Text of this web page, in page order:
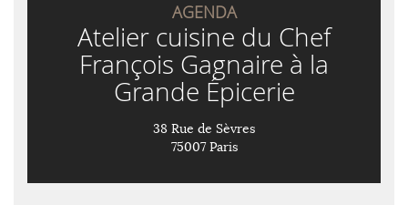
AGENDA
Atelier cuisine du Chef
François Gagnaire à la
Grande Épicerie
38 Rue de Sèvres
75007 Paris